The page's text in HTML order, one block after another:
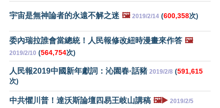
宇宙是無神論者的永遠不解之迷 🖼️ 2019/2/14 (600,358次)
委內瑞拉誰會當總統！人民報修改紐時漫畫來作答 🖼️
2019/2/10 (564,754次)
人民報2019中國新年獻詞：沁園春·話豬 2019/2/8 (591,615
次)
中共懼川普！達沃斯論壇四易王岐山講稿 🖼️▶️ 2019/2/5